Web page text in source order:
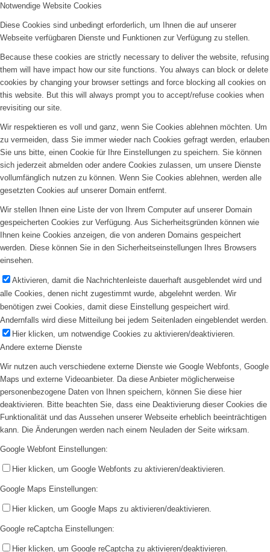
Notwendige Website Cookies
Diese Cookies sind unbedingt erforderlich, um Ihnen die auf unserer
Webseite verfügbaren Dienste und Funktionen zur Verfügung zu stellen.
Because these cookies are strictly necessary to deliver the website, refusing
them will have impact how our site functions. You always can block or delete
cookies by changing your browser settings and force blocking all cookies on
this website. But this will always prompt you to accept/refuse cookies when
revisiting our site.
Wir respektieren es voll und ganz, wenn Sie Cookies ablehnen möchten. Um
zu vermeiden, dass Sie immer wieder nach Cookies gefragt werden, erlauben
Sie uns bitte, einen Cookie für Ihre Einstellungen zu speichern. Sie können
sich jederzeit abmelden oder andere Cookies zulassen, um unsere Dienste
vollumfänglich nutzen zu können. Wenn Sie Cookies ablehnen, werden alle
gesetzten Cookies auf unserer Domain entfernt.
Wir stellen Ihnen eine Liste der von Ihrem Computer auf unserer Domain
gespeicherten Cookies zur Verfügung. Aus Sicherheitsgründen können wie
Ihnen keine Cookies anzeigen, die von anderen Domains gespeichert
werden. Diese können Sie in den Sicherheitseinstellungen Ihres Browsers
einsehen.
Aktivieren, damit die Nachrichtenleiste dauerhaft ausgeblendet wird und
alle Cookies, denen nicht zugestimmt wurde, abgelehnt werden. Wir
benötigen zwei Cookies, damit diese Einstellung gespeichert wird.
Andernfalls wird diese Mitteilung bei jedem Seitenladen eingeblendet werden.
Hier klicken, um notwendige Cookies zu aktivieren/deaktivieren.
Andere externe Dienste
Wir nutzen auch verschiedene externe Dienste wie Google Webfonts, Google
Maps und externe Videoanbieter. Da diese Anbieter möglicherweise
personenbezogene Daten von Ihnen speichern, können Sie diese hier
deaktivieren. Bitte beachten Sie, dass eine Deaktivierung dieser Cookies die
Funktionalität und das Aussehen unserer Webseite erheblich beeinträchtigen
kann. Die Änderungen werden nach einem Neuladen der Seite wirksam.
Google Webfont Einstellungen:
Hier klicken, um Google Webfonts zu aktivieren/deaktivieren.
Google Maps Einstellungen:
Hier klicken, um Google Maps zu aktivieren/deaktivieren.
Google reCaptcha Einstellungen:
Hier klicken, um Google reCaptcha zu aktivieren/deaktivieren.